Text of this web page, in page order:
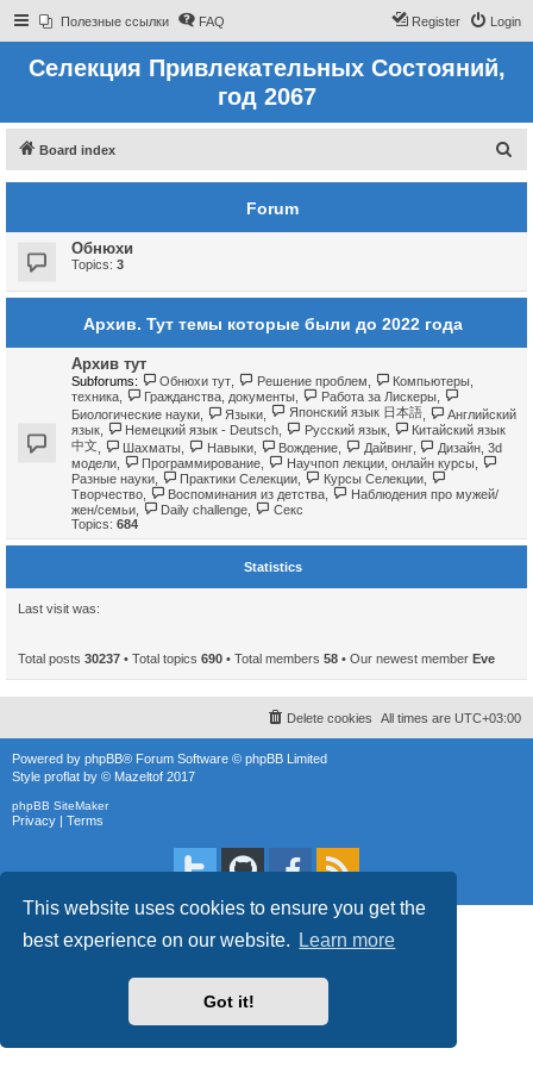
This website uses cookies to ensure you get the
best experience on our website.
Learn more
Got it!
Полезные ссылки FAQ Login
Register
Селекция Привлекательных Состояний,
год 2067
Board index
r
h
Forum
Обнюхи
Topics: 3
Архив. Тут темы которые были до 2022 года
Архив тут
Subforums: Обнюхи тут Решение проблем
Компьютеры,
техника
Гражданства, документы Работа за Лискеры,
Биологические науки
Языки Японский язык 日本語,
Английский
язык
Немецкий язык - Deutsch Русский язык,
Китайский язык
中文
Шахматы Навыки, Вождение Дайвинг,
Дизайн, 3d
модели
Программирование Научпоп лекции, онлайн курсы,
Разные науки
Практики Селекции Курсы Селекции,
Творчество
Воспоминания из детства
Наблюдения про мужей/
жен/семьи
Daily challenge
Секс
Topics: 684
Statistics
Last visit was:
Total posts 30237 • Total topics 690 • Total members 58 • Our newest member Eve
All times are UTC+03:00
Delete cookies
Powered by phpBB® Forum Software © phpBB Limited
Style proflat by © Mazeltof 2017
phpBB SiteMaker
Privacy | Terms